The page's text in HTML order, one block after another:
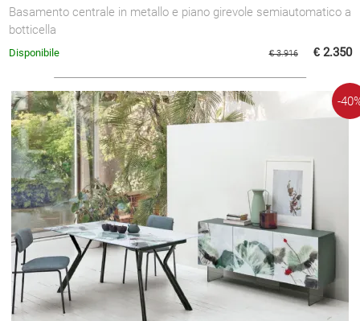
Basamento centrale in metallo e piano girevole semiautomatico a
botticella
€ 3.916 € 2.350
Disponibile
-